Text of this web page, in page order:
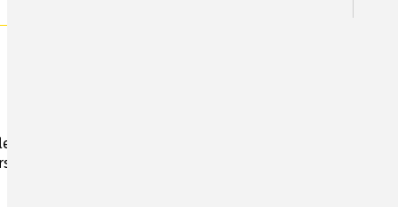
die Stadtverwaltung am Montag (Brückentag)
am Mittwoch wieder zur regulären Öffnungszeit